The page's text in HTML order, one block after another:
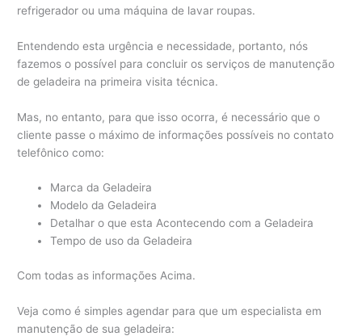
refrigerador ou uma máquina de lavar roupas.
Entendendo esta urgência e necessidade, portanto, nós
fazemos o possível para concluir os serviços de manutenção
de geladeira na primeira visita técnica.
Mas, no entanto, para que isso ocorra, é necessário que o
cliente passe o máximo de informações possíveis no contato
telefônico como:
Marca da Geladeira
Modelo da Geladeira
Detalhar o que esta Acontecendo com a Geladeira
Tempo de uso da Geladeira
Com todas as informações Acima.
Veja como é simples agendar para que um especialista em
manutenção de sua geladeira: